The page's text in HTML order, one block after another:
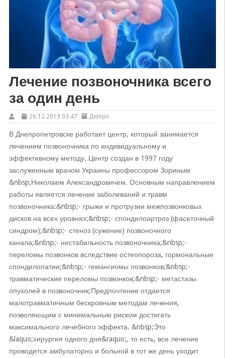
Лечение позвоночника всего
за один день
26.12.2019 03:47 Дніпро
В Днепропетровске работает центр, который занимается
лечением позвоночника по индивидуальному и
эффективному методу. Центр создан в 1997 году
заслуженным врачом Украины профессором Зориным
&nbsp;Николаем Александровичем. Основным направлением
работы является лечение заболеваний и травм
позвоночника:&nbsp;- грыжи и протрузии межпозвонковых
дисков на всех уровнях;&nbsp;- спондилоартроз (фасеточный
синдром);&nbsp;- стеноз (сужение) позвоночного
канала;&nbsp;- нестабильность позвоночника;&nbsp;-
переломы позвонков вследствие остеопороза, гормональные
спондилопатии;&nbsp;- гемангиомы позвонков;&nbsp;-
травматические переломы позвонков;&nbsp;- метастазы
опухолей в позвоночник;Предпочтение отдается
малотравматичным бескровным методам лечения,
позволяющим с минимальным риском достигать
максимального лечебного эффекта. &nbsp;Это
&laquo;хирургия одного дня&raquo;, то есть, все лечение
проводится амбулаторно и больной в тот же день уходит